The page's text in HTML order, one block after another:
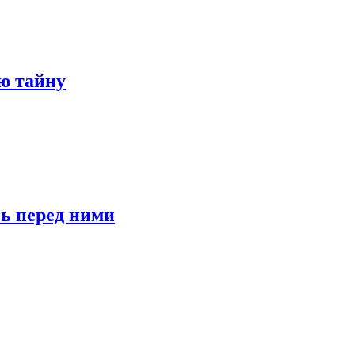
тайну
перед ними